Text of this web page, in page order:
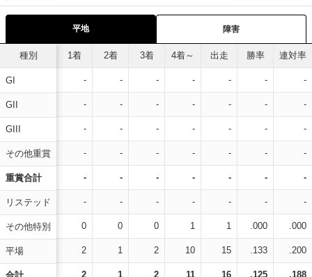
平地 障害
種別
GI
GII
GIII
その他重賞
重賞合計
リステッド
その他特別
平場
1着 2着 3着 4着～ 出走 勝率 連対率
- - - - - - -
- - - - - - -
- - - - - - -
- - - - - - -
- - - - - - -
- - - - - - -
0 0 0 1 1 .000 .000
2 1 2 10 15 .133 .200
2 1 2 11 16 .125 .188